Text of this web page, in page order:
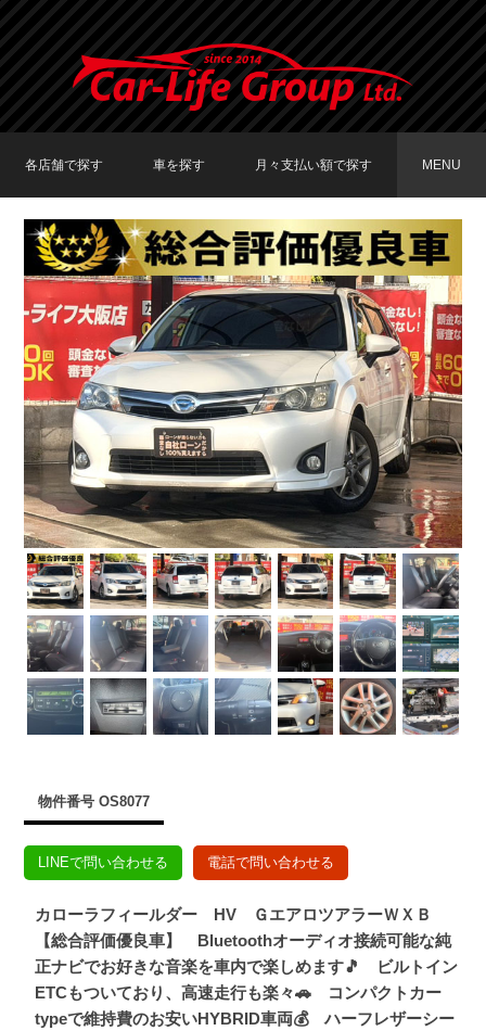
各店舗で探す
TOKYO店在庫車両
大阪店在庫車両
福岡店在庫車両
車を探す
車種で探す
メーカーで探す
月々支払い額で探す
〜19,999円
20,000円〜29,999円
30,000円〜39,999円
40,000円〜49,999円
50,000円〜
MENU
物件番号 OS8077
LINEで問い合わせる 電話で問い合わせる
カローラフィールダー HV ＧエアロツアラーＷＸＢ
【総合評価優良車】 Bluetoothオーディオ接続可能な純
正ナビでお好きな音楽を車内で楽しめます🎵 ビルトイン
ETCもついており、高速走行も楽々🚗 コンパクトカー
typeで維持費のお安いHYBRID車両💰 ハーフレザーシー